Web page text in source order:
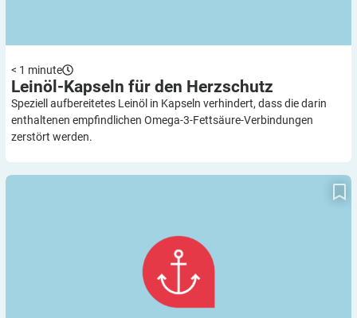
< 1 minute
Leinöl-Kapseln für den Herzschutz
Speziell aufbereitetes Leinöl in Kapseln verhindert, dass die darin
enthaltenen empfindlichen Omega-3-Fettsäure-Verbindungen
zerstört werden.